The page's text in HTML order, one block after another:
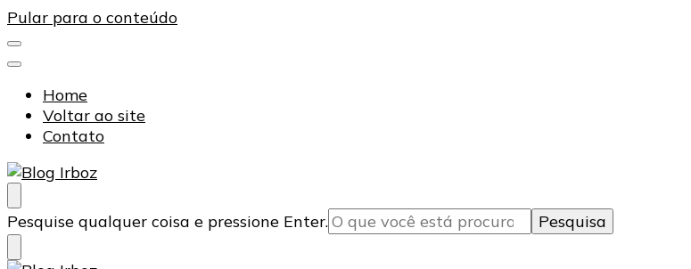
Pular para o conteúdo
Home
Voltar ao site
Contato
Blog Irboz
Blog de Lubrificação Industrial
Procurando
algo?
Pesquise qualquer coisa e pressione Enter.